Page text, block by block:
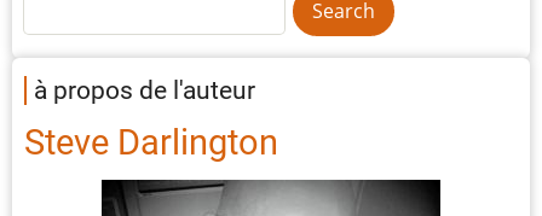
à propos de l'auteur
Steve Darlington